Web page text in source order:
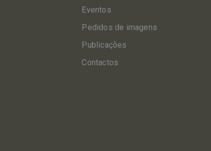
Eventos
Pedidos de imagens
Publicações
Contactos